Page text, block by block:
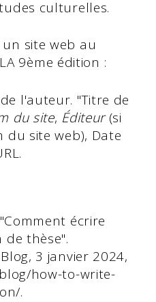
culturelles.
site web au
9ème édition :
l'auteur. "Titre de
du site, Éditeur(si
site web), Date
écrire
thèse".
3 janvier 2024,
how-to-write-
.